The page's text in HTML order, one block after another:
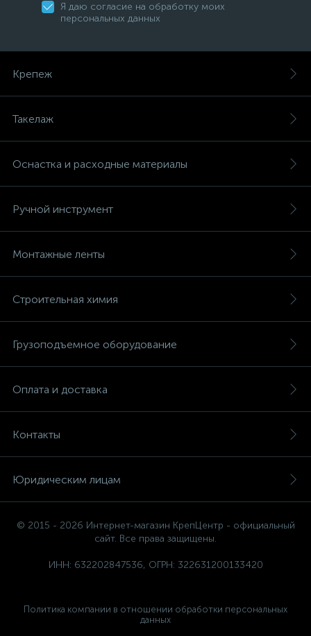
Я даю согласие на обработку моих
персональных данных
Крепеж
Такелаж
Оснастка и расходные материалы
Ручной инструмент
Монтажные ленты
Строительная химия
Грузоподъемное оборудование
Оплата и доставка
Контакты
Юридическим лицам
© 2015 - 2026 Интернет-магазин КрепЦентр - официальный
сайт. Все права защищены.
ИНН: 632202847536, ОГРН: 322631200133420
Политика компании в отношении обработки персональных
данных